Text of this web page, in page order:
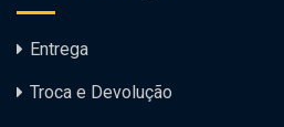
Entrega
Troca e Devolução